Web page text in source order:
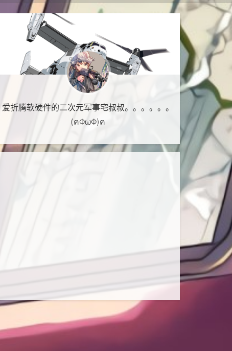
sqlncli.msi, ErrorType: WindowsInstaller, ErrorCode:
: 此 Windows Installer 包有问题。无法运行完成此安装所需的
Microsoft SQL Server 2012 Native Client , errorCode: 1723,
爱折腾软硬件的二次元军事宅叔叔。。。。。。
(ฅΦωΦ)ฅ